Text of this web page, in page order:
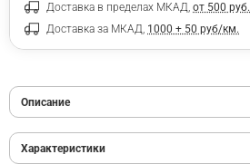
Доставка в пределах МКАД, от 500 руб.
Доставка за МКАД, 1000 + 50 руб/км.
Описание
Характеристики